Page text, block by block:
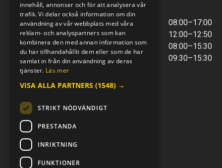
ÖPPETTIDER
Måndag - Torsdag
08:00–17:00
Lunchstängt
12:00–12:50
Fredagar
08:00–15:30
Telefontider
09:30–15:30
E-POST & TELEFON
verkstaden@mc-kompaniet.se
0500-44 01 00
Swish 123 226 1121
Kontantfri verksamhet
FÖLJ OSS
innehåll, annonser och för att analysera vår
trafik. Vi delar också information om din
användning av vår webbplats med våra
reklam- och analyspartners som kan
kombinera den med annan information som
du har tillhandahållit dem eller som de har
samlat in från din användning av deras
tjänster. Läs mer
VISA ALLA PARTNERS (1548) →
STRIKT NÖDVÄNDIGT
PRESTANDA
INRIKTNING
FUNKTIONER